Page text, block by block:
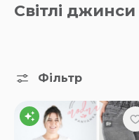
Світлі
Фільтр